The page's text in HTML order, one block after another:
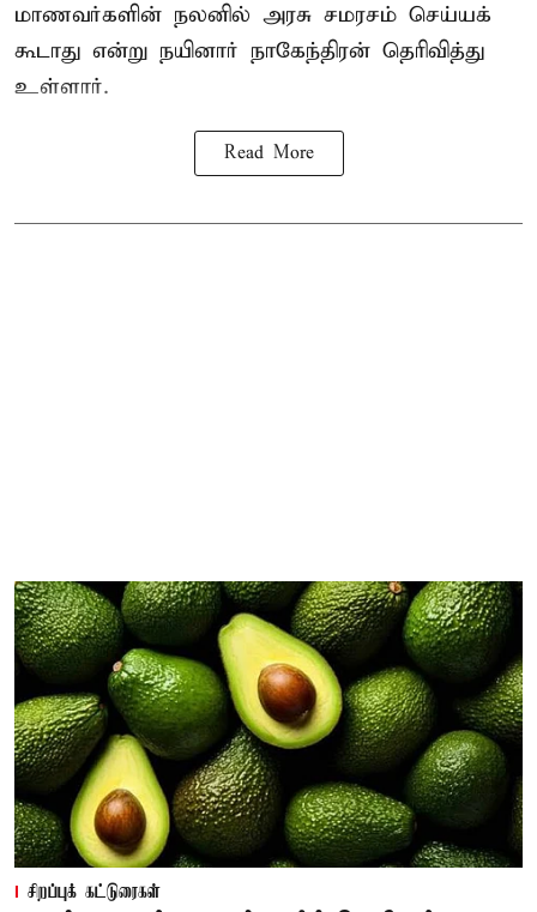
மாணவர்களின் நலனில் அரசு சமரசம் செய்யக்
கூடாது என்று நயினார் நாகேந்திரன் தெரிவித்து
உள்ளார்.
Read More
சிறப்புக் கட்டுரைகள்